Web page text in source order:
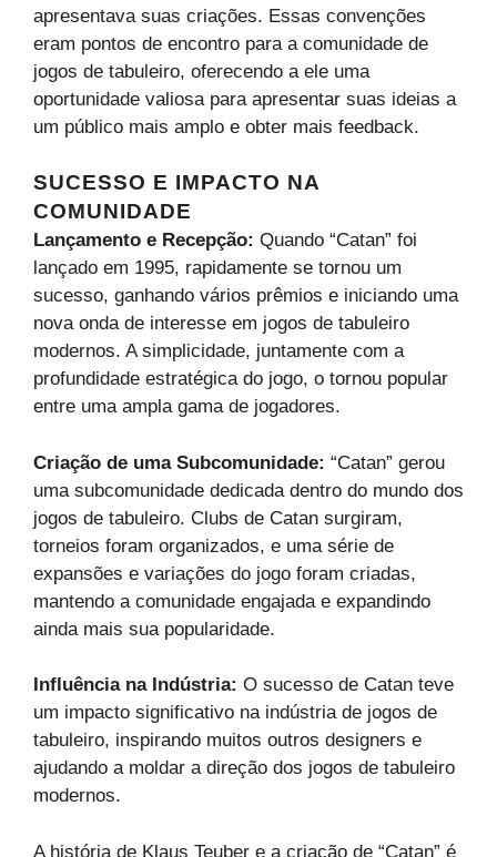
apresentava suas criações. Essas convenções
eram pontos de encontro para a comunidade de
jogos de tabuleiro, oferecendo a ele uma
oportunidade valiosa para apresentar suas ideias a
um público mais amplo e obter mais feedback.
SUCESSO E IMPACTO NA
COMUNIDADE
Lançamento e Recepção: Quando “Catan” foi
lançado em 1995, rapidamente se tornou um
sucesso, ganhando vários prêmios e iniciando uma
nova onda de interesse em jogos de tabuleiro
modernos. A simplicidade, juntamente com a
profundidade estratégica do jogo, o tornou popular
entre uma ampla gama de jogadores.
Criação de uma Subcomunidade: “Catan” gerou
uma subcomunidade dedicada dentro do mundo dos
jogos de tabuleiro. Clubs de Catan surgiram,
torneios foram organizados, e uma série de
expansões e variações do jogo foram criadas,
mantendo a comunidade engajada e expandindo
ainda mais sua popularidade.
Influência na Indústria: O sucesso de Catan teve
um impacto significativo na indústria de jogos de
tabuleiro, inspirando muitos outros designers e
ajudando a moldar a direção dos jogos de tabuleiro
modernos.
A história de Klaus Teuber e a criação de “Catan” é